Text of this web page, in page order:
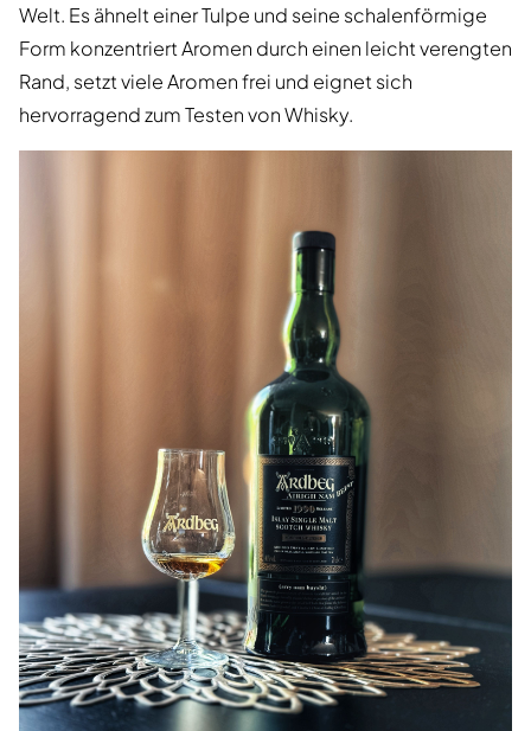
Welt. Es ähnelt einer Tulpe und seine schalenförmige
Form konzentriert Aromen durch einen leicht verengten
Rand, setzt viele Aromen frei und eignet sich
hervorragend zum Testen von Whisky.